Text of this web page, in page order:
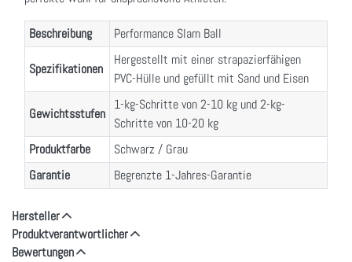
Beschreibung Performance Slam Ball
Spezifikationen
Hergestellt mit einer strapazierfähigen
PVC-Hülle und gefüllt mit Sand und Eisen
Gewichtsstufen
1-kg-Schritte von 2-10 kg und 2-kg-
Schritte von 10-20 kg
Produktfarbe
Schwarz / Grau
Garantie
Begrenzte 1-Jahres-Garantie
Hersteller
Produktverantwortlicher
Bewertungen